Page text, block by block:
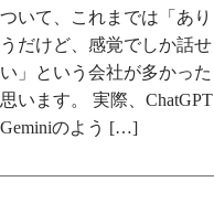
いて、これまでは「あり
だけど、感覚でしか話せ
」という会社が多かった
います。 実際、ChatGPT
のよう […]